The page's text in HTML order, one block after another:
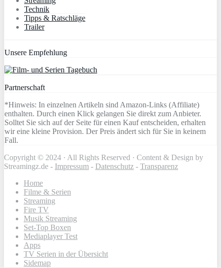
Technik
Tipps & Ratschläge
Trailer
Unsere Empfehlung
Partnerschaft
*Hinweis: In einzelnen Artikeln sind Amazon-Links (Affiliate)
enthalten. Durch einen Klick gelangen Sie direkt zum Anbieter.
Solltet Sie sich auf der Seite für einen Kauf entscheiden, erhalten
wir eine kleine Provision. Der Preis ändert sich für Sie in keinem
Fall.
Copyright © 2024 · All Rights Reserved · Content & Design by
Streamingz.de - Impressum - Datenschutz - Transparenz
Home
Filme & Serien
Streaming
Fire TV
Musik Streaming
Set-Top Boxen
Mediaplayer Test
Apps
TV Serien in der Übersicht
Sidemap